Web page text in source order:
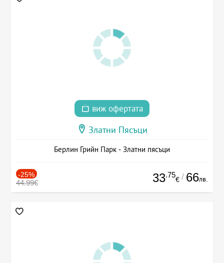
виж офертата
Златни Пясъци
Берлин Грийн Парк - Златни пясъци
-25%
44.99€ 33.75
€ / 66лв.